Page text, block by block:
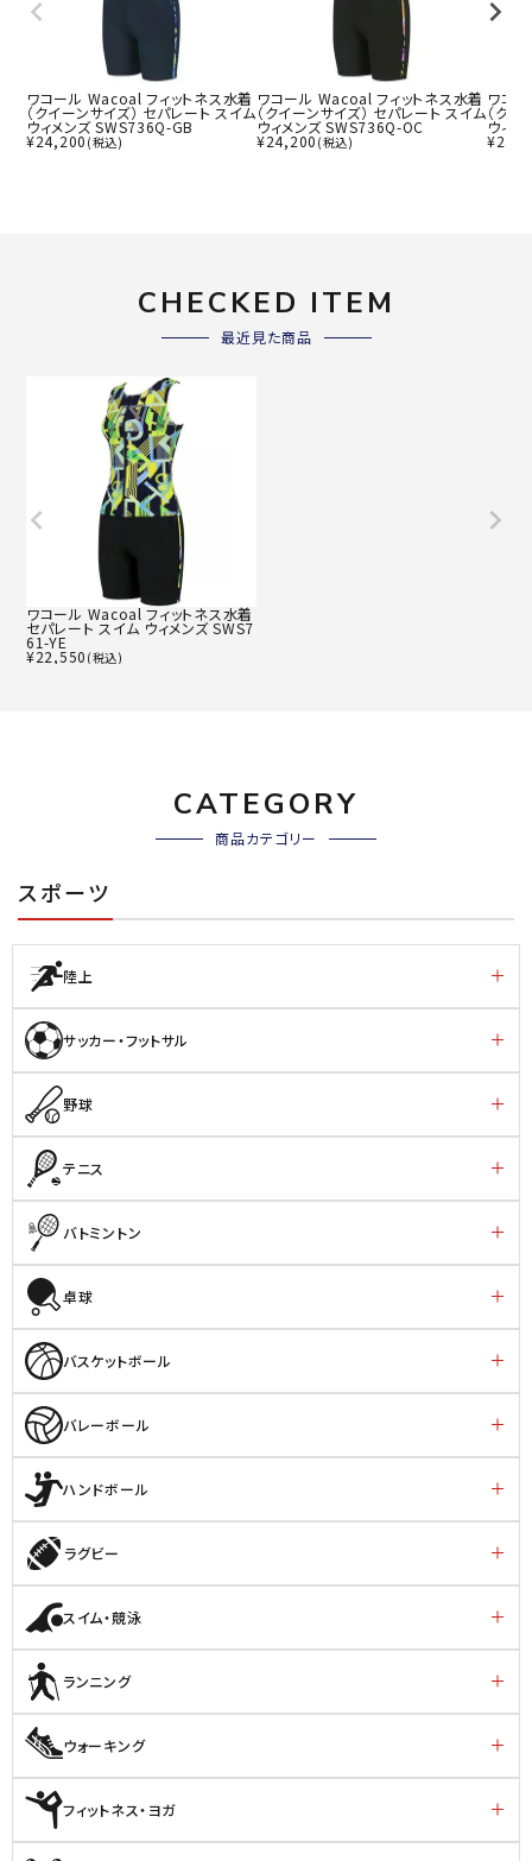
ワコール Wacoal フィットネス水着
（クイーンサイズ） セパレート スイム
ウィメンズ SWS736Q-GB
¥24,200 (税込)
ワコール Wacoal フィットネス水着
（クイーンサイズ） セパレート スイム
ウィメンズ SWS736Q-OC
¥24,200 (税込)
ワコ
（クイ
ウィ
¥
CHECKED ITEM
最近見た商品
ワコール Wacoal フィットネス水着
セパレート スイム ウィメンズ SWS7
61-YE
¥22,550 (税込)
CATEGORY
商品カテゴリー
スポーツ
陸上
サッカー・フットサル
野球
テニス
バトミントン
卓球
バスケットボール
バレーボール
ハンドボール
ラグビー
スイム・競泳
ランニング
ウォーキング
フィットネス・ヨガ